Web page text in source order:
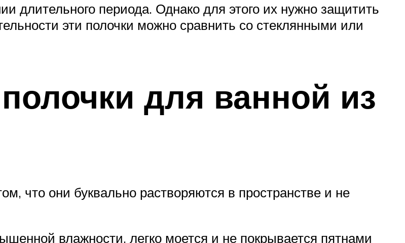
длительного периода. Однако для этого их нужно защитить
эти полочки можно сравнить со стеклянными или
для ванной из
что они буквально растворяются в пространстве и не
влажности, легко моется и не покрывается пятнами